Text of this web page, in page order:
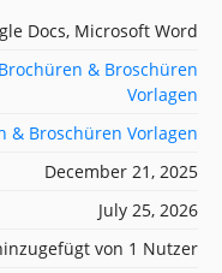
Docs, Microsoft Word
& Broschüren
Vorlagen
& Broschüren Vorlagen
December 21, 2025
July 25, 2026
von 1 Nutzer